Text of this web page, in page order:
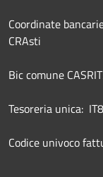
Coordinate
CRAsti
Bic comune
Tesoreria unica:
Codice univoco